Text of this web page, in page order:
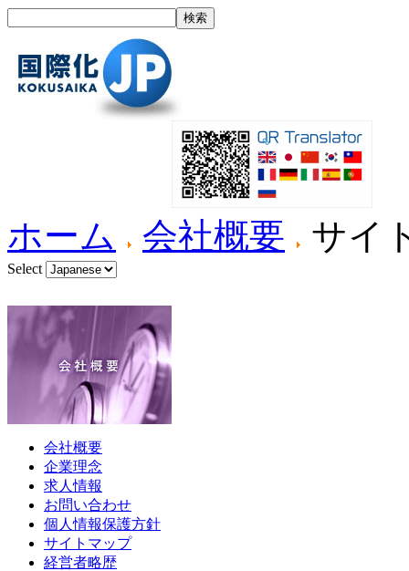
ホーム 会社概要 サイ
Select
会社概要
企業理念
求人情報
お問い合わせ
個人情報保護方針
サイトマップ
経営者略歴